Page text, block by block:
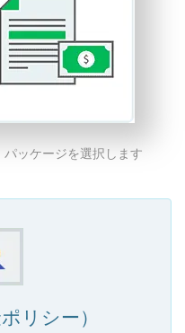
ッケージを選択します
リシー）